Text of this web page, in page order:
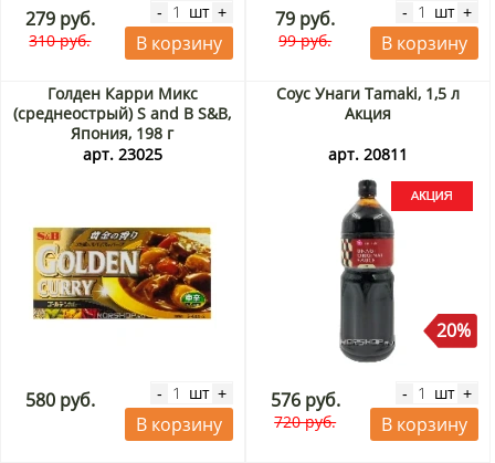
279 руб.
310 руб.
- шт +
В корзину
79 руб.
99 руб.
- шт +
В корзину
Голден Карри Микс
(среднеострый) S and B S&B,
Япония, 198 г
арт. 23025
580 руб. - шт +
В корзину
Соус Унаги Tamaki, 1,5 л
Акция
арт. 20811
20%
576 руб.
720 руб.
- шт +
В корзину